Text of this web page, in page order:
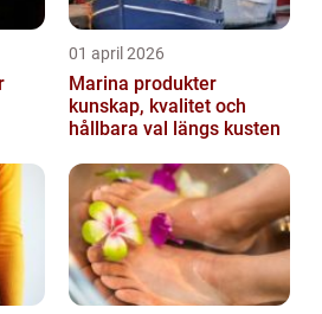
01 april 2026
Marina produkter
kunskap, kvalitet och
hållbara val längs kusten